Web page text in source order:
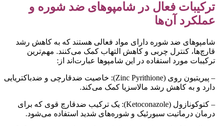
فعال در شامپوهای ضد شوره و
آن‌ها
ضد شوره دارای مواد فعالی هستند که به کاهش رشد
کنترل چربی و کاهش التهاب کمک می‌کنند. مهم‌ترین
مورد استفاده در این شامپوها عبارت‌اند از:
– پیریتیون روی (Zinc Pyrithione): خاصیت ضدقارچی و ضدباکتریایی
و به کاهش رشد مالاسزیا کمک می‌کند.
– کتوکونازول (Ketoconazole): یک ترکیب ضدقارچ قوی که برای
درماتیت سبورئیک و شوره‌های شدید استفاده می‌شود.